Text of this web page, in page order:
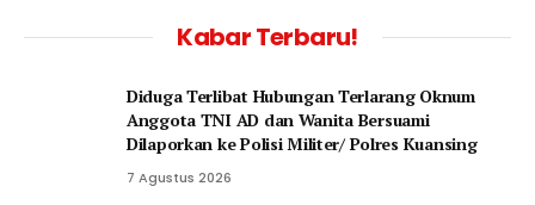
Kabar Terbaru!
Diduga Terlibat Hubungan Terlarang Oknum
Anggota TNI AD dan Wanita Bersuami
Dilaporkan ke Polisi Militer/ Polres Kuansing
7 Agustus 2026